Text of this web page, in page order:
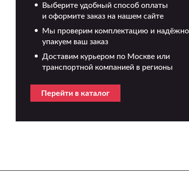
Выберите удобный способ оплаты
и оформите заказ на нашем сайте
Мы проверим комплектацию и надёжно
упакуем ваш заказ
Доставим курьером по Москве или
транспортной компанией в регионы
Перейти в каталог